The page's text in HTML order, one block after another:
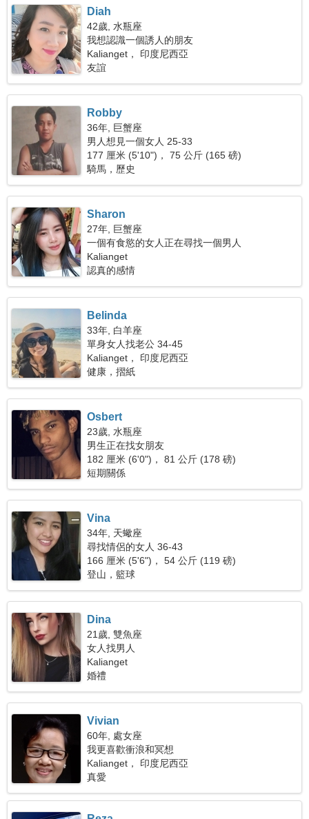
Diah
42歲, 水瓶座
我想認識一個誘人的朋友
Kalianget， 印度尼西亞
友誼
Robby
36年, 巨蟹座
男人想見一個女人 25-33
177 厘米 (5'10")， 75 公斤 (165 磅)
騎馬，歷史
Sharon
27年, 巨蟹座
一個有食慾的女人正在尋找一個男人
Kalianget
認真的感情
Belinda
33年, 白羊座
單身女人找老公 34-45
Kalianget， 印度尼西亞
健康，摺紙
Osbert
23歲, 水瓶座
男生正在找女朋友
182 厘米 (6'0")， 81 公斤 (178 磅)
短期關係
Vina
34年, 天蠍座
尋找情侶的女人 36-43
166 厘米 (5'6")， 54 公斤 (119 磅)
登山，籃球
Dina
21歲, 雙魚座
女人找男人
Kalianget
婚禮
Vivian
60年, 處女座
我更喜歡衝浪和冥想
Kalianget， 印度尼西亞
真愛